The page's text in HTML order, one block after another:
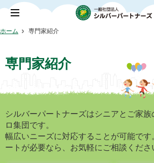
ホーム 専門家紹介
専門家紹介
シルバーパートナーズはシニアとご家
ロ集団です。
幅広いニーズに対応することが可能です
ートが必要なら、お気軽にご相談くださ